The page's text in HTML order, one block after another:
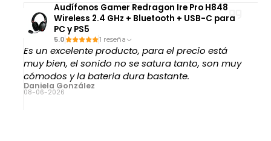
configuraciones frecuentes, por ejemplo:
Posición para trabajar o jugar sentado.
Posición para utilizar el escritorio de pie.
Las memorias resultan especialmente útiles cuando
el escritorio es utilizado varias veces al día o por más
Audífonos Gamer Redragon Ire Pro H848
Wireless 2.4 GHz + Bluetooth + USB-C para
PC y PS5
5.0 1 reseña
Es un excelente producto, para el precio está
muy bien, el sonido no se satura tanto, son muy
cómodos y la bateria dura bastante.
Daniela González
08-06-2026